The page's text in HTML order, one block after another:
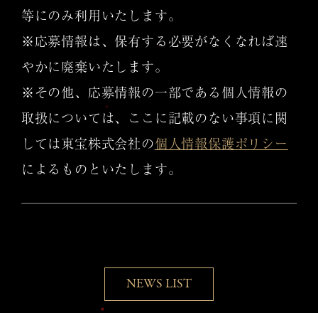
等にのみ利用いたします。
※応募情報は、保有する必要がなくなれば速
やかに廃棄いたします。
※その他、応募情報の一部である個人情報の
取扱については、ここに記載のない事項に関
しては東宝株式会社の個人情報保護ポリシー
によるものといたします。
NEWS LIST